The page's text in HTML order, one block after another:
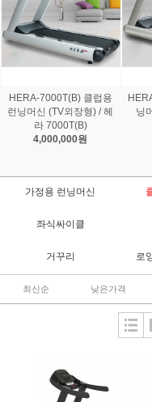
HERA-7000T(B) 클럽용
런닝머신 (TV외장형) / 헤
라 7000T(B)
4,000,000원
닝
가정용 런닝머신
좌식싸이클
거꾸리 로
최신순 낮은가격